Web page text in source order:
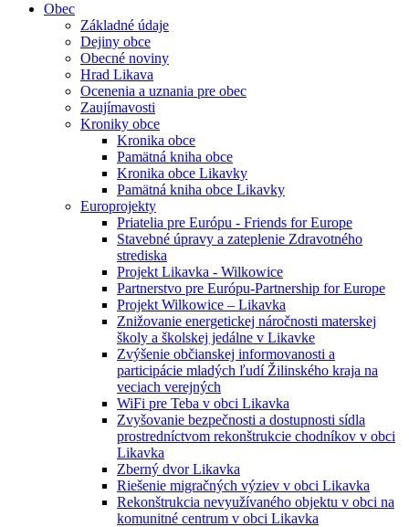
Obec
Základné údaje
Dejiny obce
Obecné noviny
Hrad Likava
Ocenenia a uznania pre obec
Zaujímavosti
Kroniky obce
Kronika obce
Pamätná kniha obce
Kronika obce Likavky
Pamätná kniha obce Likavky
Europrojekty
Priatelia pre Európu - Friends for Europe
Stavebné úpravy a zateplenie Zdravotného
strediska
Projekt Likavka - Wilkowice
Partnerstvo pre Európu-Partnership for Europe
Projekt Wilkowice – Likavka
Znižovanie energetickej náročnosti materskej
školy a školskej jedálne v Likavke
Zvýšenie občianskej informovanosti a
participácie mladých ľudí Žilinského kraja na
veciach verejných
WiFi pre Teba v obci Likavka
Zvyšovanie bezpečnosti a dostupnosti sídla
prostredníctvom rekonštrukcie chodníkov v obci
Likavka
Zberný dvor Likavka
Riešenie migračných výziev v obci Likavka
Rekonštrukcia nevyužívaného objektu v obci na
komunitné centrum v obci Likavka